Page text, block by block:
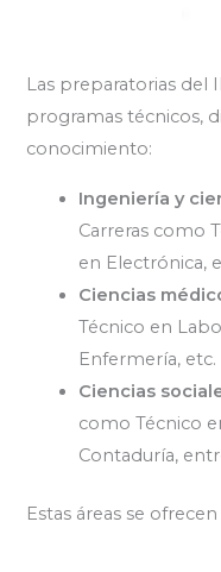
Las preparatorias del
programas técnicos,
conocimiento:
Ingeniería y
Carreras como
en Electrónica,
Ciencias
Técnico en
Enfermería, etc.
Ciencias
como Técnico
Contaduría,
Estas áreas se